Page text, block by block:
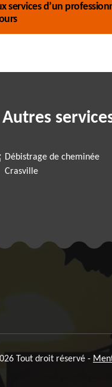
services d’un
Autres
Débistrage de cheminée
Crasville
Tout droit réservé -